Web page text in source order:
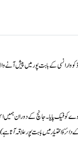
کے بابت پور میں پیش آنے
فیک پایا۔ جانچ کے دوران ہمیں
اختیار میں بابت پور علاقہ آتا